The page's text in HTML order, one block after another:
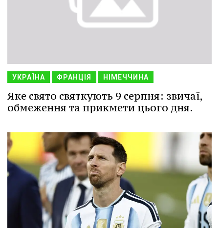
УКРАЇНА ФРАНЦІЯ НІМЕЧЧИНА
Яке свято святкують 9 серпня: звичаї,
обмеження та прикмети цього дня.